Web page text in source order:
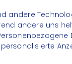
andere
andere uns
personalisierte
Facebook